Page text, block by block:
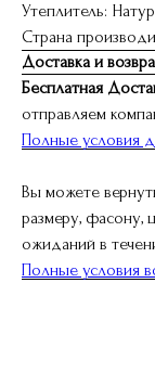
Утеплитель:
Страна
Доставка и
Бесплатная
отправляем
Полные условия
Вы можете
размеру, фасону,
ожиданий в
Полные условия